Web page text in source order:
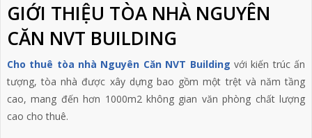
GIỚI THIỆU TÒA NHÀ NGUYÊN
CĂN NVT BUILDING
Cho thuê tòa nhà Nguyên Căn NVT Building với kiến trúc ấn
tượng, tòa nhà được xây dựng bao gồm một trệt và năm tầng
cao, mang đến hơn 1000m2 không gian văn phòng chất lượng
cao cho thuê.